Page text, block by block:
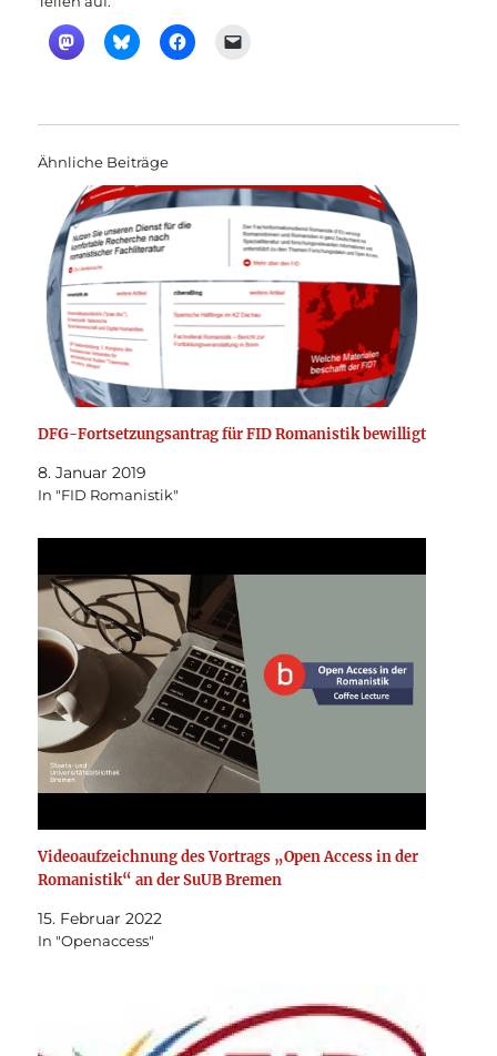
Ähnliche Beiträge
DFG-Fortsetzungsantrag für FID Romanistik bewilligt
8. Januar 2019
In "FID Romanistik"
Videoaufzeichnung des Vortrags „Open Access in der
Romanistik“ an der SuUB Bremen
15. Februar 2022
In "Openaccess"